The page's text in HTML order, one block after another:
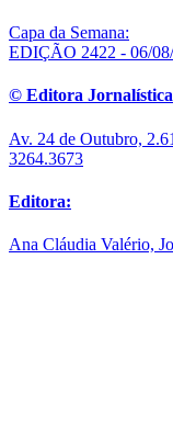
Capa da Semana:
EDIÇÃO 2422 - 06/
© Editora
Av. 24 de Outubro,
3264.3673
Editora:
Ana Cláudia Valério,